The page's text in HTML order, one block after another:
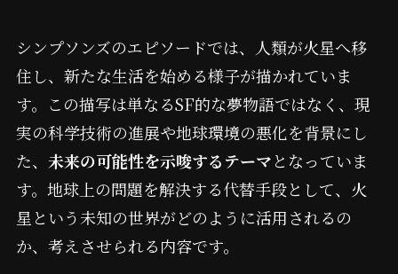
シンプソンズのエピソードでは、人類が火星へ移
住し、新たな生活を始める様子が描かれていま
す。この描写は単なるSF的な夢物語ではなく、現
実の科学技術の進展や地球環境の悪化を背景にし
た、 未来の可能性を示唆するテーマとなっていま
す。地球上の問題を解決する代替手段として、火
星という未知の世界がどのように活用されるの
か、考えさせられる内容です。